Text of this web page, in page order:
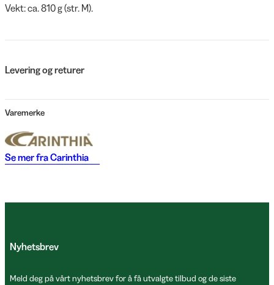
Vekt: ca. 810 g (str. M).
Levering og returer
Varemerke
Se mer fraCarinthia
Nyhetsbrev
Meld deg på vårt nyhetsbrev for å få utvalgte tilbud og de siste